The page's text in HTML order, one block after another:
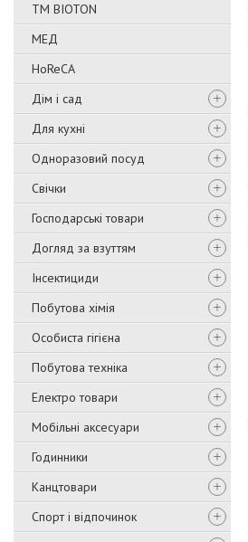
ТМ BIOTON
МЕД
HoReCA
Дім і сад
Для кухні
Одноразовий посуд
Свічки
Господарські товари
Догляд за взуттям
Інсектициди
Побутова хімія
Особиста гігієна
Побутова техніка
Електро товари
Мобільні аксесуари
Годинники
Канцтовари
Спорт і відпочинок